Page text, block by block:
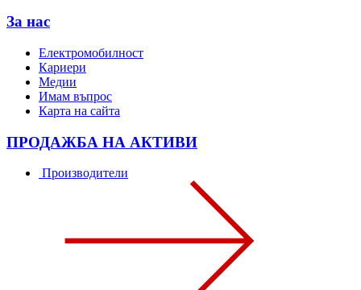
За нас
Електромобилност
Кариери
Медии
Имам въпрос
Карта на сайта
ПРОДАЖБА НА АКТИВИ
Производители